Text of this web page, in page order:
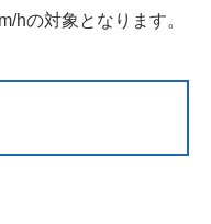
hの対象となります。